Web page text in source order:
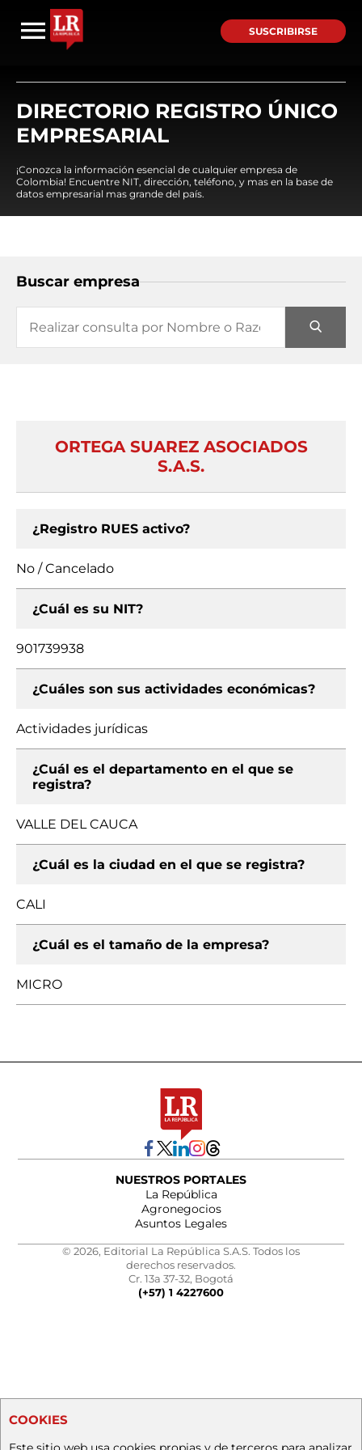
SUSCRIBIRSE
DIRECTORIO REGISTRO ÚNICO
EMPRESARIAL
¡Conozca la información esencial de cualquier empresa de
Colombia! Encuentre NIT, dirección, teléfono, y mas en la base de
datos empresarial mas grande del país.
Buscar empresa
ORTEGA SUAREZ ASOCIADOS
S.A.S.
¿Registro RUES activo?
No / Cancelado
¿Cuál es su NIT?
901739938
¿Cuáles son sus actividades económicas?
Actividades jurídicas
¿Cuál es el departamento en el que se
registra?
VALLE DEL CAUCA
¿Cuál es la ciudad en el que se registra?
CALI
¿Cuál es el tamaño de la empresa?
MICRO
NUESTROS PORTALES
La República
Agronegocios
Asuntos Legales
© 2026, Editorial La República S.A.S. Todos los
derechos reservados.
Cr. 13a 37-32, Bogotá
(+57) 1 4227600
COOKIES